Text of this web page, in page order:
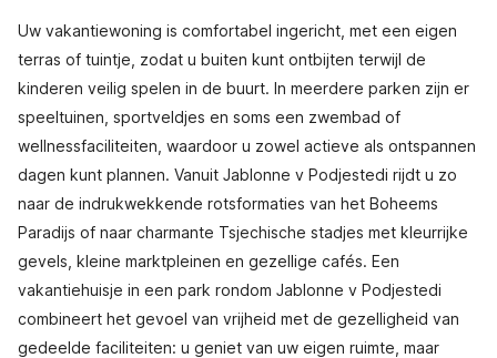
Uw vakantiewoning is comfortabel ingericht, met een eigen
terras of tuintje, zodat u buiten kunt ontbijten terwijl de
kinderen veilig spelen in de buurt. In meerdere parken zijn er
speeltuinen, sportveldjes en soms een zwembad of
wellnessfaciliteiten, waardoor u zowel actieve als ontspannen
dagen kunt plannen. Vanuit Jablonne v Podjestedi rijdt u zo
naar de indrukwekkende rotsformaties van het Boheems
Paradijs of naar charmante Tsjechische stadjes met kleurrijke
gevels, kleine marktpleinen en gezellige cafés. Een
vakantiehuisje in een park rondom Jablonne v Podjestedi
combineert het gevoel van vrijheid met de gezelligheid van
gedeelde faciliteiten: u geniet van uw eigen ruimte, maar